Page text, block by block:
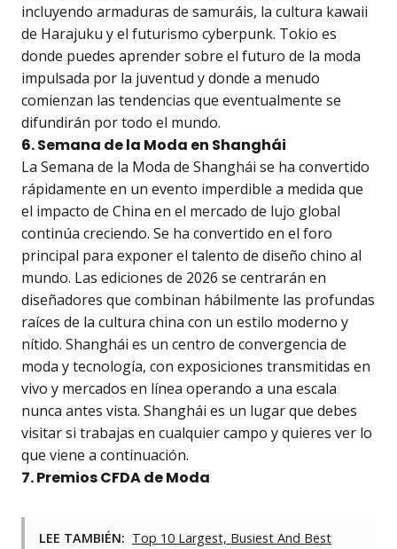
incluyendo armaduras de samuráis, la cultura kawaii
de Harajuku y el futurismo cyberpunk. Tokio es
donde puedes aprender sobre el futuro de la moda
impulsada por la juventud y donde a menudo
comienzan las tendencias que eventualmente se
difundirán por todo el mundo.
6. Semana de la Moda en Shanghái
La Semana de la Moda de Shanghái se ha convertido
rápidamente en un evento imperdible a medida que
el impacto de China en el mercado de lujo global
continúa creciendo. Se ha convertido en el foro
principal para exponer el talento de diseño chino al
mundo. Las ediciones de 2026 se centrarán en
diseñadores que combinan hábilmente las profundas
raíces de la cultura china con un estilo moderno y
nítido. Shanghái es un centro de convergencia de
moda y tecnología, con exposiciones transmitidas en
vivo y mercados en línea operando a una escala
nunca antes vista. Shanghái es un lugar que debes
visitar si trabajas en cualquier campo y quieres ver lo
que viene a continuación.
7. Premios CFDA de Moda
LEE TAMBIÉN: Top 10 Largest, Busiest And Best